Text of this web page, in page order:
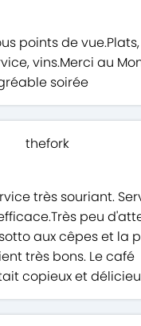
points de
vins.Merci au
soirée
thefork
très souriant.
peu
aux cêpes et la
très bons. Le café
copieux et